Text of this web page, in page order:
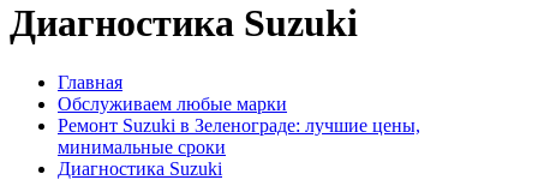
Диагностика Suzuki
Главная
Обслуживаем любые марки
Ремонт Suzuki в Зеленограде: лучшие цены,
минимальные сроки
Диагностика Suzuki